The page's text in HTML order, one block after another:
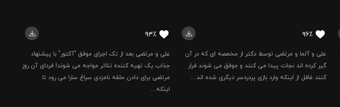
۹۶٪
علی و آلما و مرتضی توسط دکتر از مخمصه ای که در آن
گیر کرده اند نجات پیدا می کنند و موفق می شوند فرار
کنند غافل از اینکه وارد بازی پردردسر دیگری شده اند…
۹۴٪
علی و مرتضی بعد از تک اجرای موفق "آکتور" با پیشنهاد
جذاب یک تهیه کننده تئاتر مواجه می شوند! فردای آن روز
مرتضی برای دادن حلقه نامزدی سراغ سارا می رود تا
اینکه…